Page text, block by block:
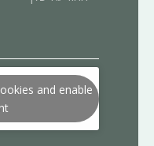
and enable